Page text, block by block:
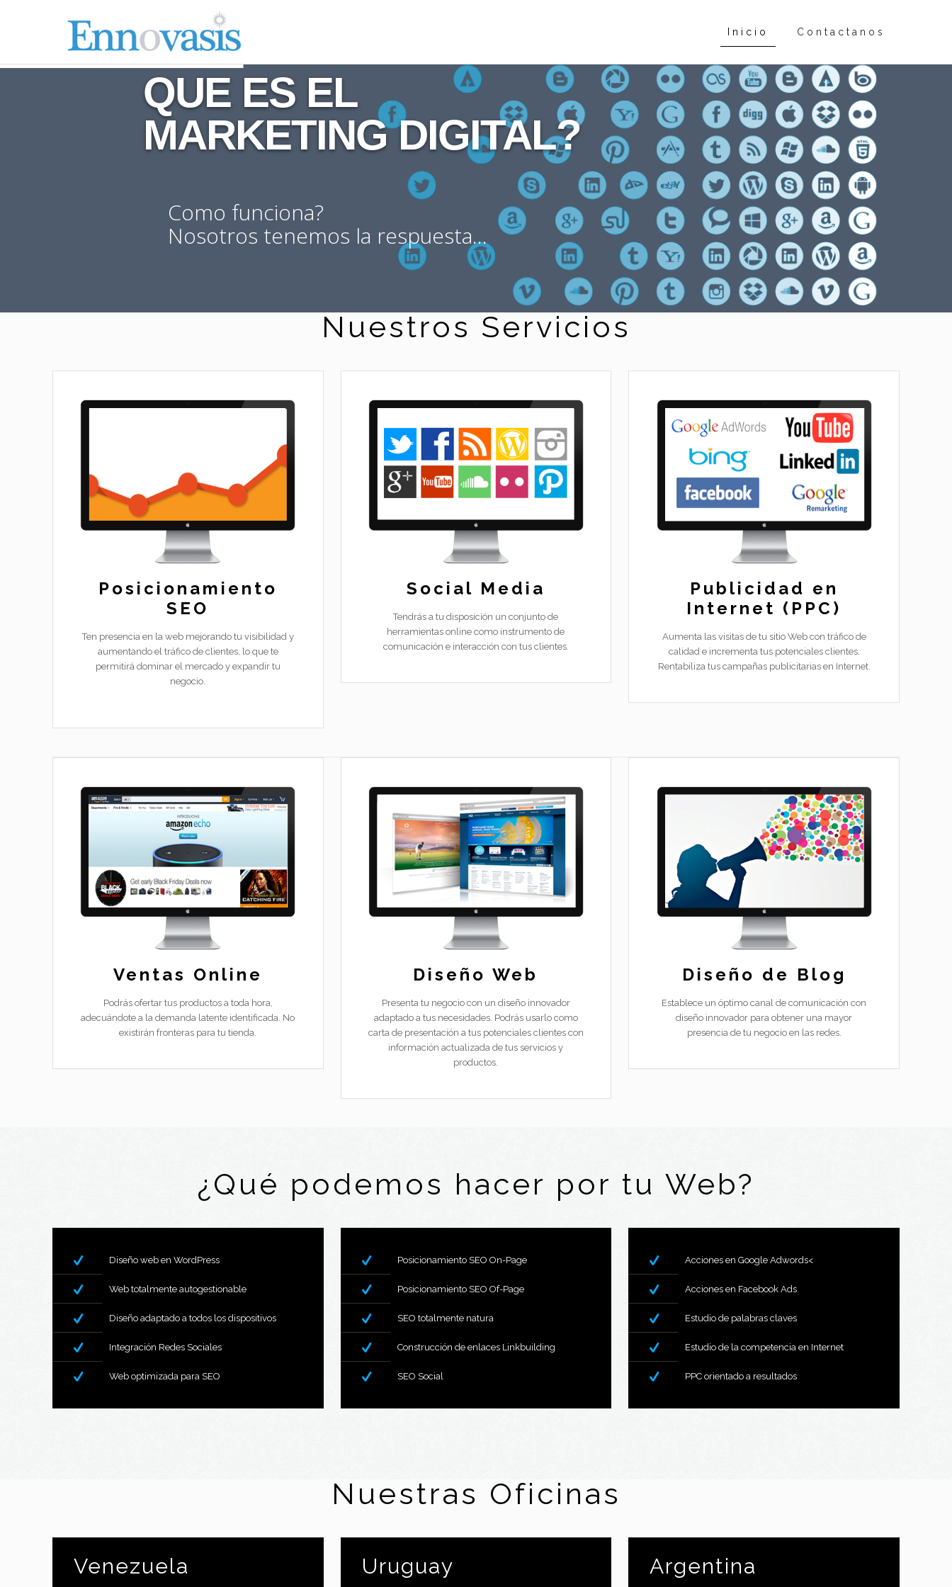
Inicio Contactanos
QUE ES EL
MARKETING DIGITAL?
Como funciona?
Nosotros tenemos la respuesta...
Nuestros Servicios
Posicionamiento
SEO
Ten presencia en la web mejorando tu visibilidad y
aumentando el tráfico de clientes, lo que te
permitirá dominar el mercado y expandir tu
negocio.
Social Media
Tendrás a tu disposición un conjunto de
herramientas online como instrumento de
comunicación e interacción con tus clientes.
Publicidad en
Internet (PPC)
Aumenta las visitas de tu sitio Web con tráfico de
calidad e incrementa tus potenciales clientes.
Rentabiliza tus campañas publicitarias en Internet.
Ventas Online
Podrás ofertar tus productos a toda hora,
adecuándote a la demanda latente identificada. No
existirán fronteras para tu tienda.
Diseño Web
Presenta tu negocio con un diseño innovador
adaptado a tus necesidades. Podrás usarlo como
carta de presentación a tus potenciales clientes con
información actualizada de tus servicios y
productos.
Diseño de Blog
Establece un óptimo canal de comunicación con
diseño innovador para obtener una mayor
presencia de tu negocio en las redes.
¿Qué podemos hacer por tu Web?
Diseño web en WordPress
Web totalmente autogestionable
Diseño adaptado a todos los dispositivos
Integración Redes Sociales
Web optimizada para SEO
Posicionamiento SEO On-Page
Posicionamiento SEO Of-Page
SEO totalmente natura
Construcción de enlaces Linkbuilding
SEO Social
Acciones en Google Adwords<
Acciones en Facebook Ads
Estudio de palabras claves
Estudio de la competencia en Internet
PPC orientado a resultados
Nuestras Oficinas
Venezuela Uruguay Argentina